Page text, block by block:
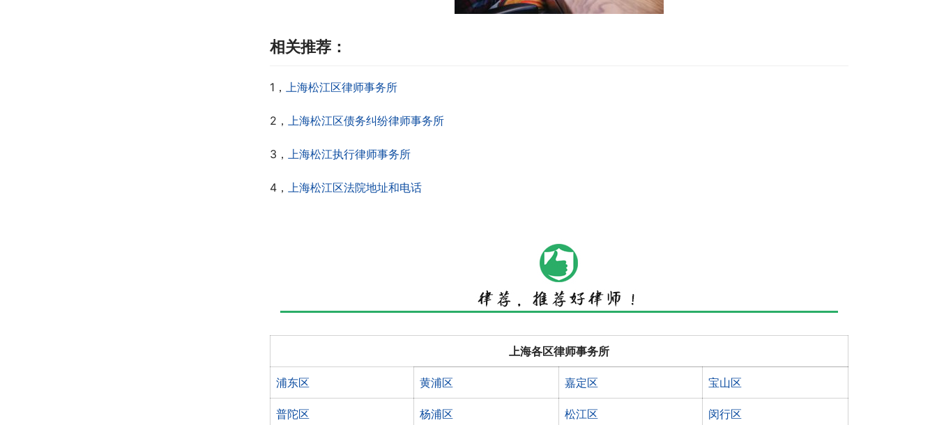
相关推荐：
1， 上海松江区律师事务所
2， 上海松江区债务纠纷律师事务所
3， 上海松江执行律师事务所
4， 上海松江区法院地址和电话
上海各区律师事务所
浦东区 黄浦区 嘉定区 宝山区
普陀区 杨浦区 松江区 闵行区